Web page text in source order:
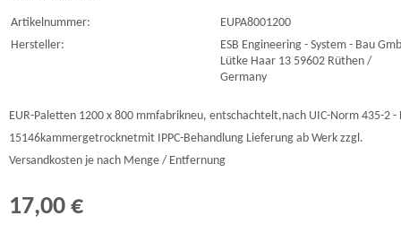
Artikelnummer:
EUPA8001200
Hersteller:
ESB Engineering - System - Bau
Lütke Haar 13 59602 Rüthen /
Germany
EUR-Paletten 1200 x 800 mmfabrikneu, entschachtelt,nach UIC-Norm 435-2 -
15146kammergetrocknetmit IPPC-Behandlung Lieferung ab Werk zzgl.
Versandkosten je nach Menge / Entfernung
17,00 €